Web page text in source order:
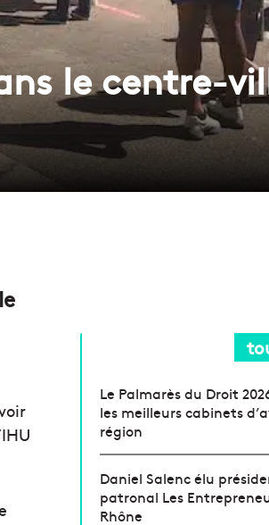
le centre-
Le Palmarès du Droit
les meilleurs cabinets
région
Daniel Salenc élu
patronal Les
Rhône